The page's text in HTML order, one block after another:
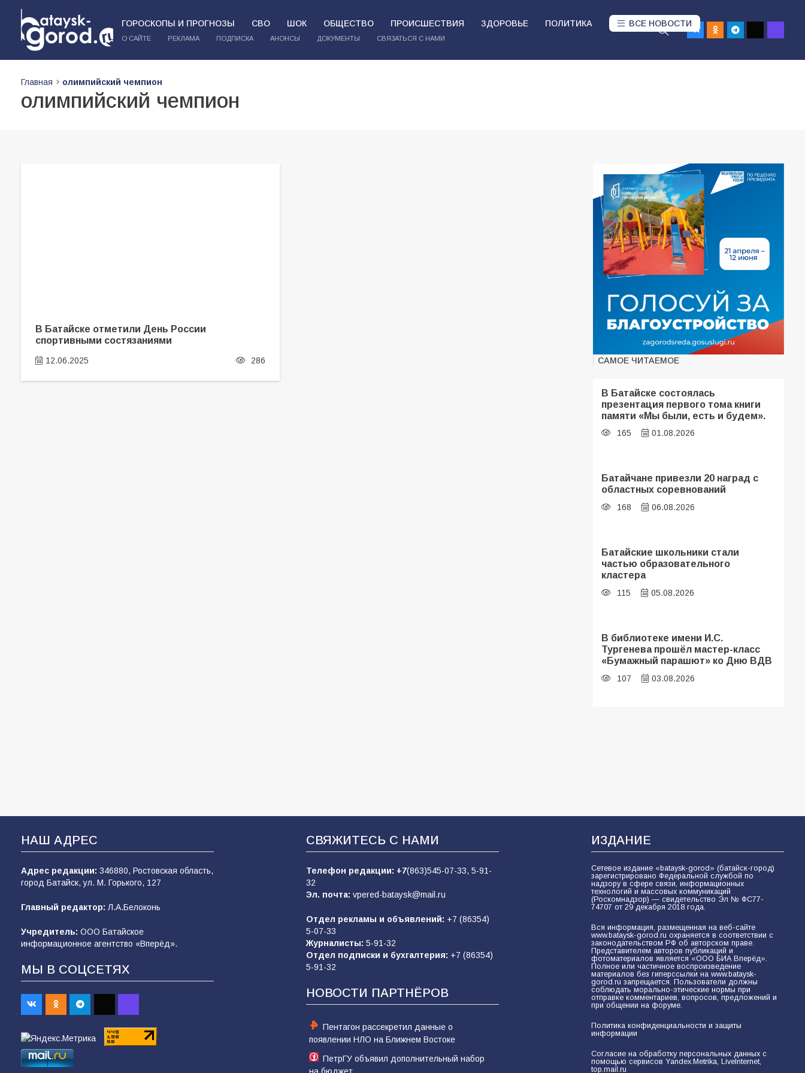
ГОРОСКОПЫ И ПРОГНОЗЫ СВО ШОК ОБЩЕСТВО ПРОИСШЕСТВИЯ ЗДОРОВЬЕ ПОЛИТИКА ВСЕ НОВОСТИ
О САЙТЕ РЕКЛАМА ПОДПИСКА АНОНСЫ ДОКУМЕНТЫ СВЯЗАТЬСЯ С НАМИ
Главная олимпийский чемпион
олимпийский чемпион
В Батайске отметили День России
спортивными состязаниями
12.06.2025 286 САМОЕ ЧИТАЕМОЕ
В Батайске состоялась
презентация первого тома книги
памяти «Мы были, есть и будем».
165 01.08.2026
Батайчане привезли 20 наград с
областных соревнований
168 06.08.2026
Батайские школьники стали
частью образовательного
кластера
115 05.08.2026
В библиотеке имени И.С.
Тургенева прошёл мастер-класс
«Бумажный парашют» ко Дню ВДВ
107 03.08.2026
102
Будет ли мобилизация в России в
2026 году после выборов: в
Госдуме дали ответ
99
«Слухами Москву не возьмёшь»:
почему заявления Киева о
мобилизации — это отчаяние, а не
разведка
81 02.08.2026
Морской квест в детском саду: как
воспитанники спасали Нептуна
НАШ АДРЕС
Адрес редакции: 346880, Ростовская область,
город Батайск, ул. М. Горького, 127
Главный редактор: Л.А.Белоконь
Учредитель: ООО Батайское
информационное агентство «Вперёд».
МЫ В СОЦСЕТЯХ
СВЯЖИТЕСЬ С НАМИ
Телефон редакции: +7(863)545-07-33, 5-91-
32
Эл. почта: vpered-bataysk@mail.ru
Отдел рекламы и объявлений: +7 (86354)
5-07-33
Журналисты: 5-91-32
Отдел подписки и бухгалтерия: +7 (86354)
5-91-32
НОВОСТИ ПАРТНЁРОВ
Пентагон рассекретил данные о
появлении НЛО на Ближнем Востоке
ПетрГУ объявил дополнительный набор
ИЗДАНИЕ
Сетевое издание «bataysk-gorod» (батайск-город)
зарегистрировано Федеральной службой по
надзору в сфере связи, информационных
технологий и массовых коммуникаций
(Роскомнадзор) — свидетельство Эл № ФС77-
74707 от 29 декабря 2018 года.
Вся информация, размещенная на веб-сайте
www.bataysk-gorod.ru охраняется в соответствии с
законодательством РФ об авторском праве.
Представителем авторов публикаций и
фотоматериалов является «ООО БИА Вперёд».
Полное или частичное воспроизведение
материалов без гиперссылки на www.bataysk-
gorod.ru запрещается. Пользователи должны
соблюдать морально-этические нормы при
отправке комментариев, вопросов, предложений и
при общении на форуме.
Политика конфиденциальности и защиты
информации
Согласие на обработку персональных данных с
помощью сервисов Yandex.Metrika, LiveInternet,
top.mail.ru